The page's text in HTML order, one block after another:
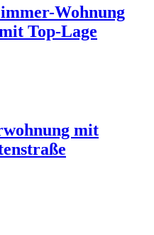
Wohnung
Top-Lage
mit